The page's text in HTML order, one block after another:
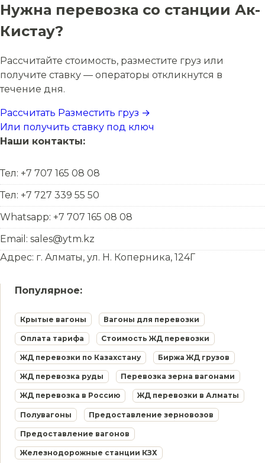
Нужна перевозка со станции Ак-
Кистау?
Рассчитайте стоимость, разместите груз или
получите ставку — операторы откликнутся в
течение дня.
Рассчитать Разместить груз →
Или получить ставку под ключ
Наши контакты:
Тел: +7 707 165 08 08
Тел: +7 727 339 55 50
Whatsapp: +7 707 165 08 08
Email: sales@ytm.kz
Адрес: г. Алматы, ул. Н. Коперника, 124Г
Популярное:
Крытые вагоны Вагоны для перевозки
Оплата тарифа Стоимость ЖД перевозки
ЖД перевозки по Казахстану Биржа ЖД грузов
ЖД перевозка руды Перевозка зерна вагонами
ЖД перевозка в Россию ЖД перевозки в Алматы
Полувагоны Предоставление зерновозов
Предоставление вагонов
Железнодорожные станции КЗХ